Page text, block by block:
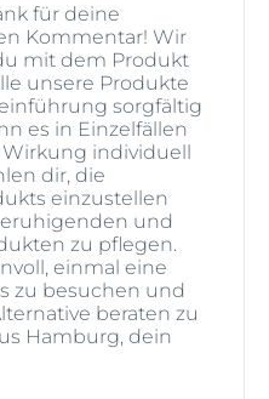
für deine
Kommentar! Wir
mit dem Produkt
unsere Produkte
sorgfältig
es in Einzelfällen
individuell
dir, die
einzustellen
und
zu pflegen.
einmal eine
zu besuchen und
beraten zu
Hamburg, dein